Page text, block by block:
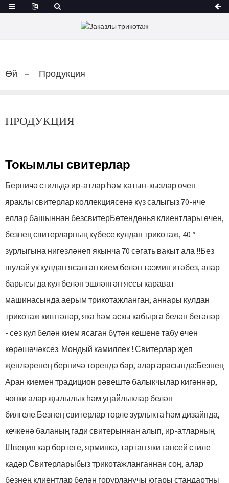
Өй Продукция
ПРОДУКЦИЯ
Токымлы свитерлар
Берничә стильдә ир-атлар һәм хатын-кызлар өчен
яраклы свитерлар коллекциясенә күз салыгыз.70-нче
еллар башыннан безсвитерБөтендөнья клиентлары өчен,
безнең свитерларның күбесе кулдан трикотаж, 40 ″
зурлыгына нигезләнеп якынча 70 сәгать вакыт ала !!Без
шулай ук ​​кулдан ясалган кием белән тәэмин итәбез, алар
барысы да кул белән эшләнгән яссы карават
машинасында аерым трикотажланган, аннары кулдан
трикотаж киштәләр, яка һәм аскы кабырга белән бетәләр
- сез кул белән кием ясаган бүтән кешене табу өчен
көрәшәчәксез. Мондый камиллек !.Свитерлар җеп
җепләренең берничә төрендә бар, алар арасында:Безнең
Аран киемен традицион рәвештә балыкчылар кигәннәр,
чөнки алар җылылык һәм уңайлыклар белән
билгеле.Безнең свитерлар төрле зурлыкта һәм дизайнда,
кечкенә баланың гади свитерыннан алып, ир-атларның
Швеция кар бөртеге, ярминкә, тартан яки гансей стиле
кадәр.Свитерларыбыз трикотажланганнан соң, алар
безнең клиентлар белән горурланучы югары стандартны